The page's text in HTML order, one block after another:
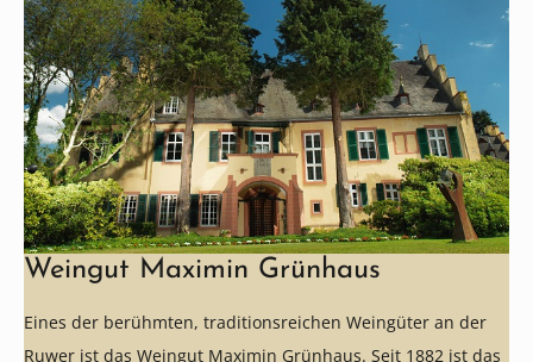
Weingut Maximin Grünhaus
Eines der berühmten, traditionsreichen Weingüter an der
Ruwer ist das Weingut Maximin Grünhaus. Seit 1882 ist das